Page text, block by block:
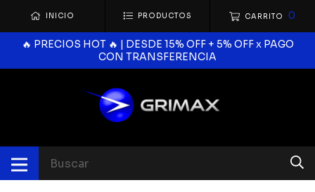
INICIO PRODUCTOS CARRITO 0
🔥 PRECIOS HOT 🔥 | DESDE 15% OFF + 5% OFF x PAGO
CON TRANSFERENCIA